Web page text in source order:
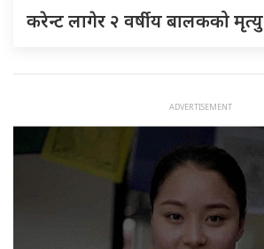
करेन्ट लागेर २ वर्षीय बालकको मृत्यु